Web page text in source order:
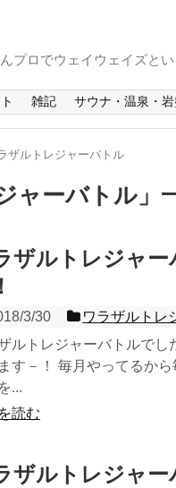
プロでウェイウェイズと
雑記 サウナ・温泉・
ザルトレジャーバトル
ャーバトル 」
ザルトレジャ
3/30
ワラザルトレ
ルトレジャーバトルで
す－！ 毎月やってるか
...
読む
ザルトレジャ